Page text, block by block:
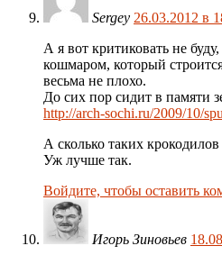
Sergey 26.03.2012 в
А я вот критиковать не
кошмаром, который
весьма не плохо.
До сих пор сидит в памяти
http://arch-sochi.ru/2009/10/
А сколько таких крокодилов
Уж лучше так.
Войдите, чтобы оставить
Игорь Зиновьев